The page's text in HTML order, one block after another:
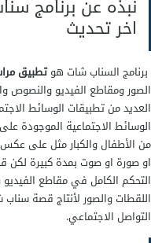
اخر تحديث
برنامج السناب شات هوتطبيق
الصور ومقاطع الفيديو والنصوص
العديد من تطبيقات الوسائط
الوسائط الاجتماعية الموجودة
او صورة او صوت بمدة كبيرة
التحكم الكامل في مقاطع
اللقطات والصور لأنتاج قصة
التواصل الاجتماعي.